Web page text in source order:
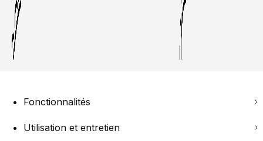
Fonctionnalités
Utilisation et entretien